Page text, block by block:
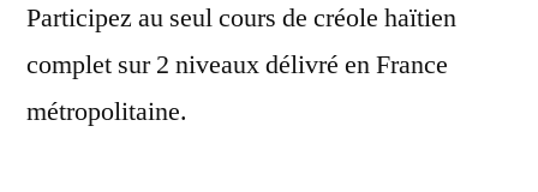
Participez au seul cours de créole haïtien
complet sur 2 niveaux délivré en France
métropolitaine.